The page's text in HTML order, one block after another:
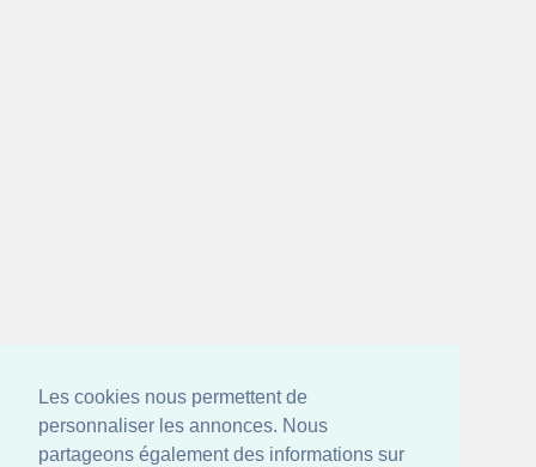
Les cookies nous permettent de
personnaliser les annonces. Nous
partageons également des informations sur